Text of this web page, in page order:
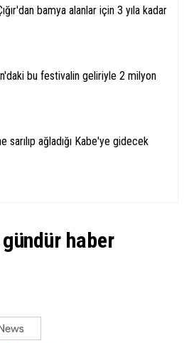
bamya alanlar için 3 yıla kadar
bu festivalin geliriyle 2 milyon
sarılıp ağladığı Kabe'ye gidecek
haber